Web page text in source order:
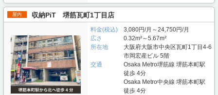
屋内 収納PiT 堺筋瓦町1丁目店
料金(税込)
3,080円/月～24,750円/月
広さ
0.32m²～5.67m²
所在地
大阪府大阪市中央区瓦町1丁目4-6
市岡宏産ビル 5階
交通
Osaka Metro堺筋線 堺筋本町駅
徒歩 4分
Osaka Metro中央線 堺筋本町駅
徒歩 4分